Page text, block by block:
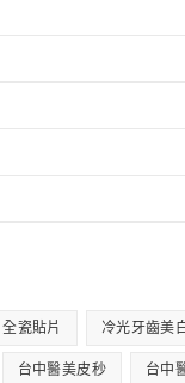
全瓷貼片 冷光牙齒美
台中醫美皮秒 台中